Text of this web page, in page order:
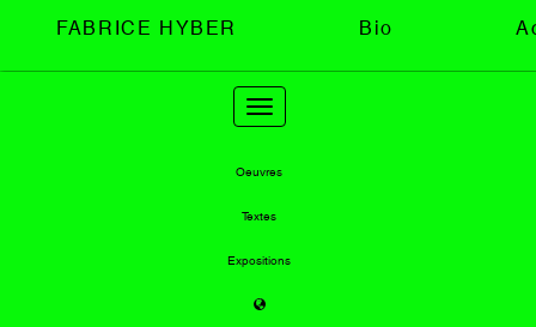
FABRICE HYBER Bio
Toggle
navigation
Oeuvres
Textes
Expositions